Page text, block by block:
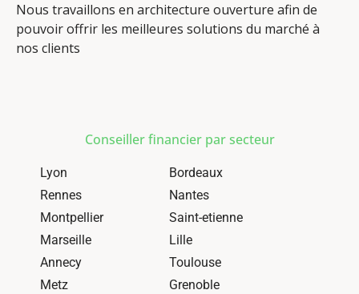
Nous travaillons en architecture ouverture afin de
pouvoir offrir les meilleures solutions du marché à
nos clients
Conseiller financier par secteur
Lyon
Bordeaux
Rennes
Nantes
Montpellier
Saint-etienne
Marseille
Lille
Annecy
Toulouse
Metz
Grenoble